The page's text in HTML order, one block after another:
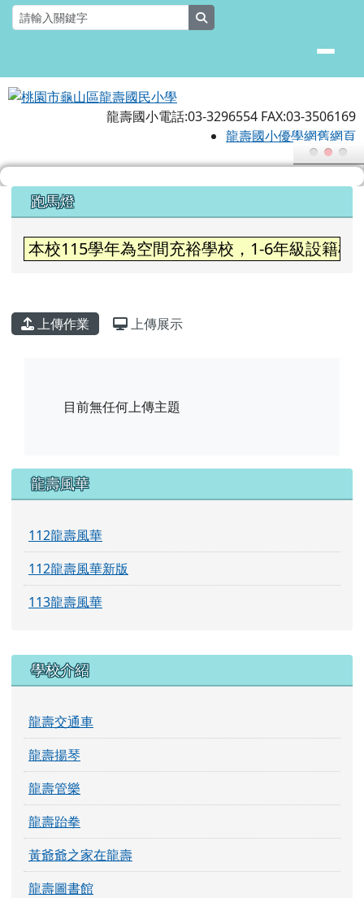
跳至主內容區
桃園市龜山區龍壽國民小學
龍壽國小電話:03-3296554 FAX:03-3506169
龍壽國小優學網舊網頁
上中區域內容
跑馬燈
歡迎蒞臨龍壽國小
本校115學年為空間充裕學校，1-6年級設籍
主內容區域
上傳作業 上傳展示
目前無任何上傳主題
左邊區域內容
龍壽風華
112龍壽風華
112龍壽風華新版
113龍壽風華
學校介紹
龍壽交通車
龍壽揚琴
龍壽管樂
龍壽跆拳
黃爺爺之家在龍壽
龍壽圖書館
頁尾區域